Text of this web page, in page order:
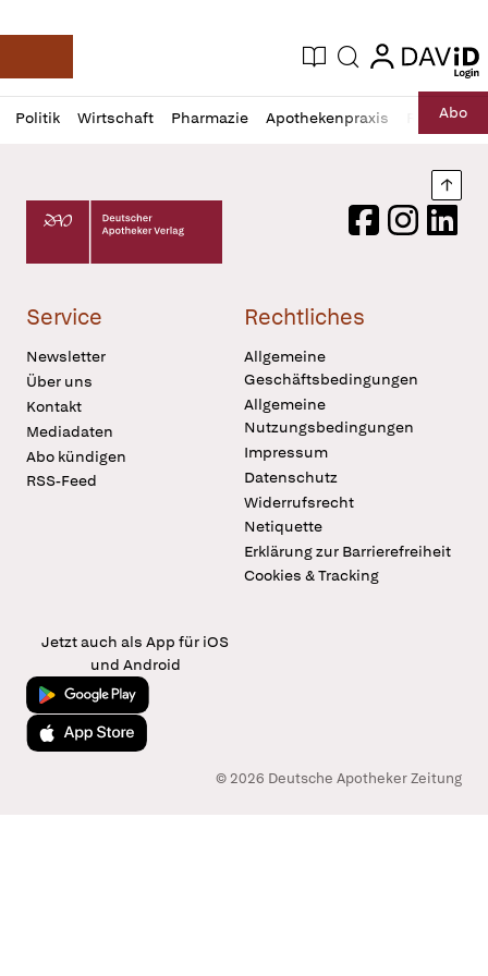
Deutsche Apotheker Zeitung
Aktuelle Ausgabe
Suche login
login
Politik Wirtschaft Pharmazie Apothekenpraxis RechtAbo
Profil
öffnen
Daz
Pur
Deutscher Apotheker Verlag Logo
FacebookInstagram
Service
Newsletter
Über uns
Kontakt
Mediadaten
Abo kündigen
RSS-Feed
Rechtliches
Allgemeine
Geschäftsbedingungen
Allgemeine
Nutzungsbedingungen
Impressum
Datenschutz
Widerrufsrecht
Netiquette
Erklärung zur Barrierefreiheit
Cookies & Tracking
Jetzt auch als App für iOS
und Android
Jetzt bei Google Play
Laden im App Store
© 2026 Deutsche Apotheker Zeitung